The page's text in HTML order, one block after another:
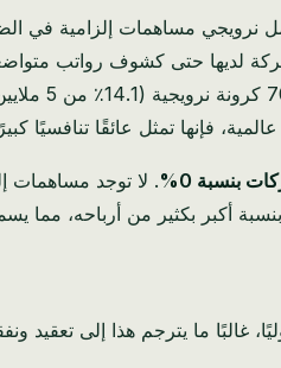
مساهمات إلزامية في
كرونة
فإنها تمثل عائقًا تنافسيًا
بنسبة 0%
. لا توجد مساهمات
بكثير من أرباحه، مما يسمح
غالبًا ما يترجم هذا إلى تعقيد